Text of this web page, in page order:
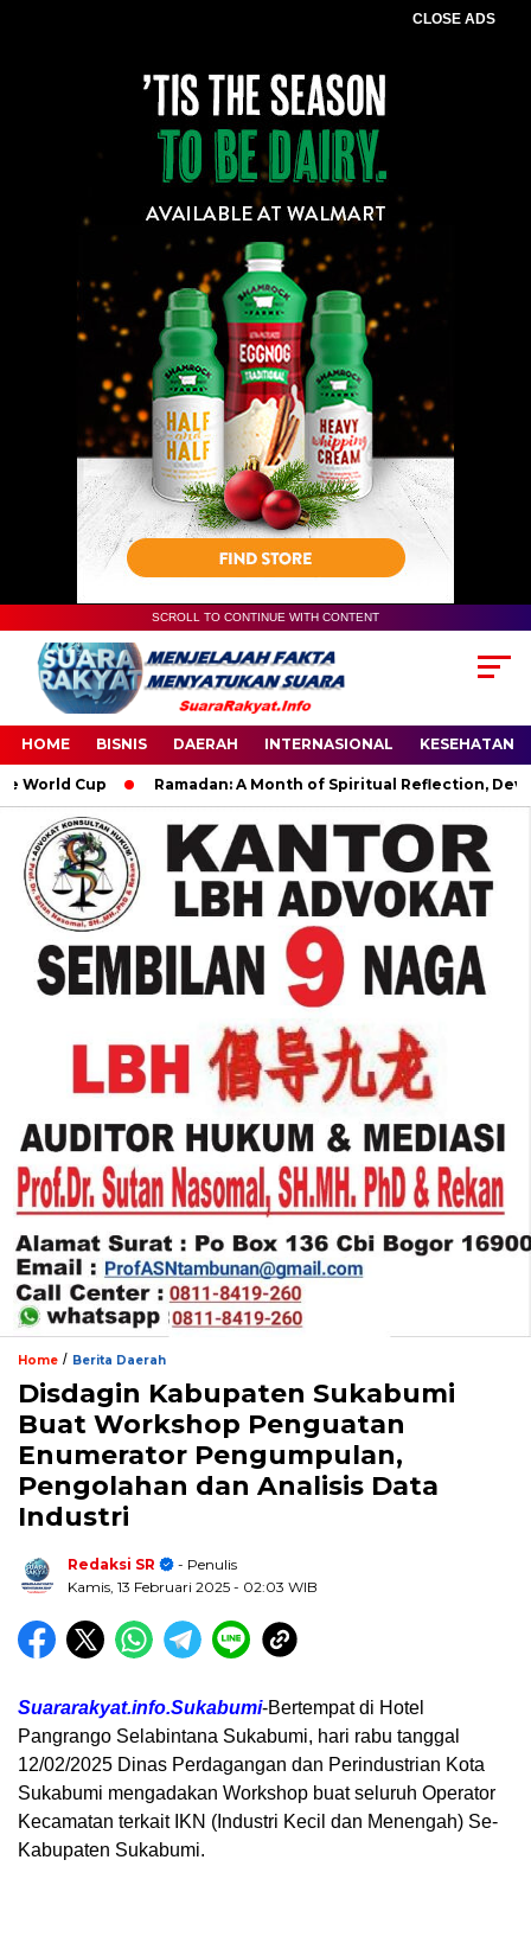
CLOSE ADS
SCROLL TO CONTINUE WITH CONTENT
HOME BISNIS DAERAH INTERNASIONAL KESEHATAN
Cup Ramadan: A Month of Spiritual Reflection,
Home / Berita Daerah
Disdagin Kabupaten Sukabumi
Buat Workshop Penguatan
Enumerator Pengumpulan,
Pengolahan dan Analisis Data
Industri
Redaksi SR
- Penulis
Kamis, 13 Februari 2025 - 02:03 WIB
Suararakyat.info.Sukabumi-Bertempat di Hotel
Pangrango Selabintana Sukabumi, hari rabu tanggal
12/02/2025 Dinas Perdagangan dan Perindustrian Kota
Sukabumi mengadakan Workshop buat seluruh Operator
Kecamatan terkait IKN (Industri Kecil dan Menengah) Se-
Kabupaten Sukabumi.